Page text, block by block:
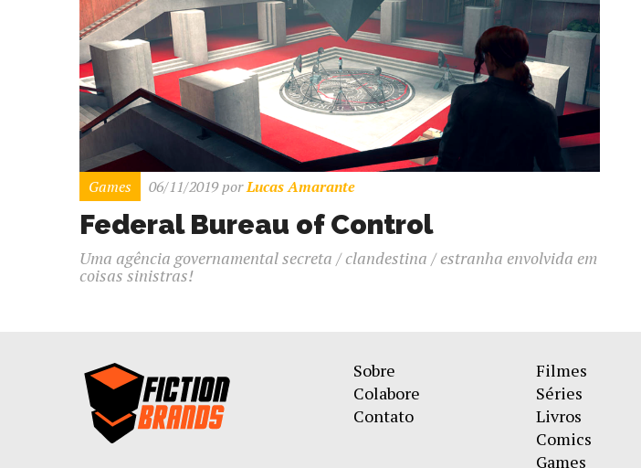
Games 06/11/2019porLucas Amarante
Federal Bureau of Control
Uma agência governamental secreta / clandestina / estranha envolvida em
coisas sinistras!
Sobre
Colabore
Contato
Filmes
Séries
Livros
Comics
Games